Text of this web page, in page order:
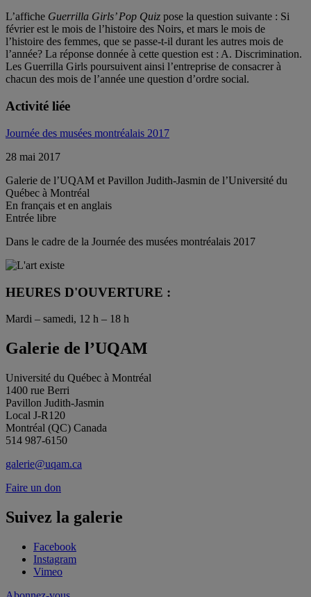
L’affiche Guerrilla Girls’ Pop Quiz pose la question suivante : Si
février est le mois de l’histoire des Noirs, et mars le mois de
l’histoire des femmes, que se passe-t-il durant les autres mois de
l’année? La réponse donnée à cette question est : A. Discrimination.
Les Guerrilla Girls poursuivent ainsi l’entreprise de consacrer à
chacun des mois de l’année une question d’ordre social.
Activité liée
Journée des musées montréalais 2017
28 mai 2017
Galerie de l’UQAM et Pavillon Judith-Jasmin de l’Université du
Québec à Montréal
En français et en anglais
Entrée libre
Dans le cadre de la Journée des musées montréalais 2017
HEURES D'OUVERTURE :
Mardi – samedi, 12 h – 18 h
Galerie de l’UQAM
Université du Québec à Montréal
1400 rue Berri
Pavillon Judith-Jasmin
Local J-R120
Montréal (QC) Canada
514 987-6150
galerie@uqam.ca
Faire un don
Suivez la galerie
Facebook
Instagram
Vimeo